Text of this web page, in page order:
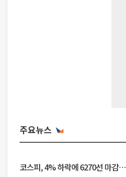
주요뉴스
코스피, 4% 하락에 6270선 마감